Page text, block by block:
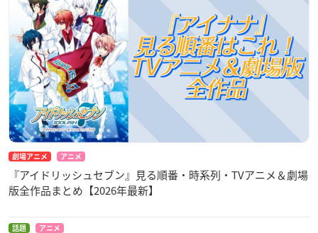
劇場アニメ アニメ
『アイドリッシュセブン』見る順番・時系列・TVアニメ＆劇場
版全作品まとめ【2026年最新】
話題 アニメ